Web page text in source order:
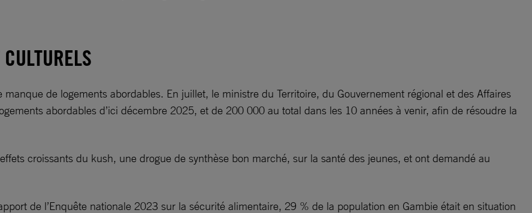
de logements abordables. En juillet, le ministre du Territoire, du Gouvernement régional et des Affaires
abordables d’ici décembre 2025, et de 200 000 au total dans les 10 années à venir, afin de résoudre la
croissants du kush, une drogue de synthèse bon marché, sur la santé des jeunes, et ont demandé au
de l’Enquête nationale 2023 sur la sécurité alimentaire, 29 % de la population en Gambie était en situation